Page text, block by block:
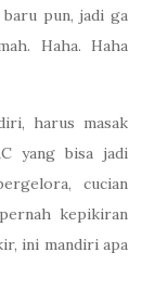
baru pun, jadi ga
Haha. Haha
harus masak
yang bisa jadi
cucian
kepikiran
ini mandiri apa